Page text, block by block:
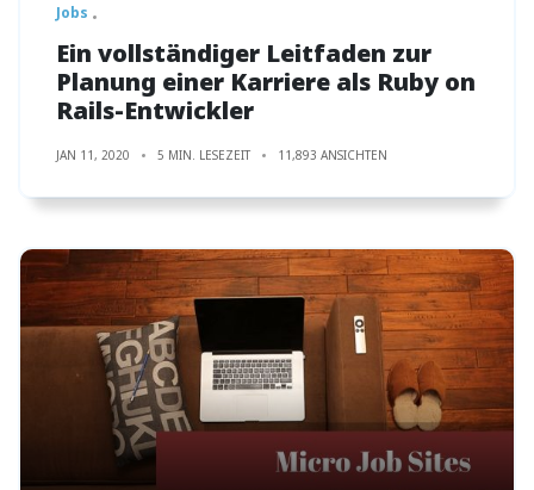
Jobs
Ein vollständiger Leitfaden zur
Planung einer Karriere als Ruby on
Rails-Entwickler
JAN 11, 2020 5 MIN. LESEZEIT 11,893 ANSICHTEN